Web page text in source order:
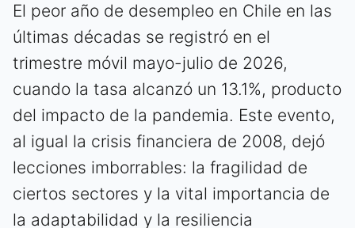
El peor año de desempleo en Chile en las
últimas décadas se registró en el
trimestre móvil mayo-julio de 2026,
cuando la tasa alcanzó un 13.1%, producto
del impacto de la pandemia. Este evento,
al igual la crisis financiera de 2008, dejó
lecciones imborrables: la fragilidad de
ciertos sectores y la vital importancia de
la adaptabilidad y la resiliencia